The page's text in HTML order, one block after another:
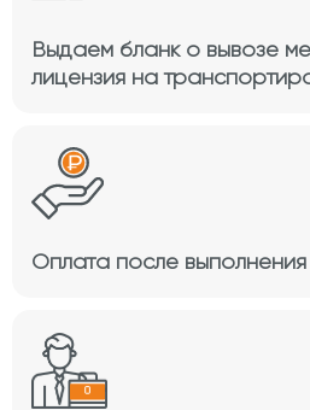
Выдаем бланк о вывозе
лицензия на
Оплата после